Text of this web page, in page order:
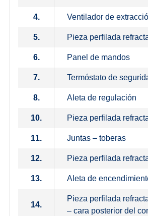
4. Ventilador de
5. Pieza perfilada
6. Panel de mandos
7. Termóstato de
8. Aleta de regulación
10. Pieza perfilada
11. Juntas – toberas
12. Pieza perfilada
13. Aleta de
14.
Pieza perfilada
– cara posterior del